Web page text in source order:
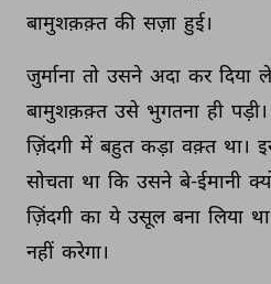
बामुशक़क़्त की सज़ा हुई।
जुर्माना तो उसने अदा कर दिया
बामुशक़क़्त उसे भुगतना ही पड़ी।
ज़िंदगी में बहुत कड़ा वक़्त था।
सोचता था कि उसने बे-ईमानी
ज़िंदगी का ये उसूल बना लिया था
नहीं करेगा।